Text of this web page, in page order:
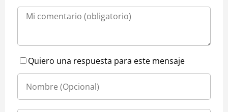
Quiero una respuesta para este mensaje